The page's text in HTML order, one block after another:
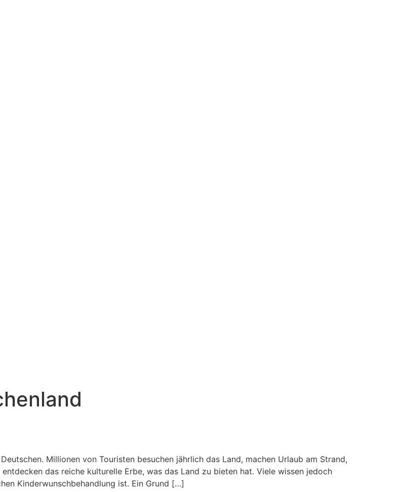
Millionen von Touristen besuchen jährlich das Land, machen Urlaub am Strand,
das reiche kulturelle Erbe, was das Land zu bieten hat. Viele wissen jedoch
Kinderwunschbehandlung ist. Ein Grund […]